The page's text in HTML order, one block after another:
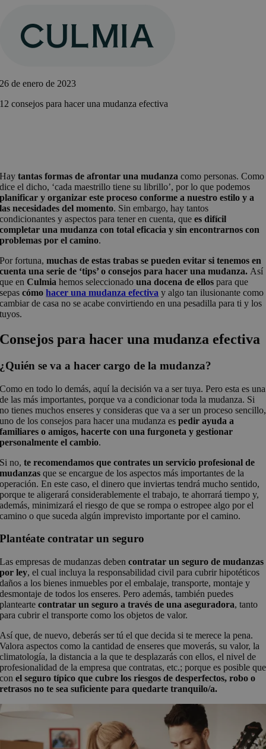
contenido
26 de enero de 2023
12 consejos para hacer una mudanza efectiva
Haytantas formas de afrontar una mudanza como personas. Como
dice el dicho, ‘cada maestrillo tiene su librillo’, por lo que podemos
planificar y organizar este proceso conforme a nuestro estilo y a
las necesidades del momento. Sin embargo, hay tantos
condicionantes y aspectos para tener en cuenta, quees difícil
completar una mudanza con total eficacia y sin encontrarnos con
problemas por el camino.
Por fortuna,muchas de estas trabas se pueden evitar si tenemos en
cuenta una serie de ‘tips’ o consejos para hacer una mudanza. Así
que enCulmia hemos seleccionadouna docena de ellos para que
sepascómohacer una mudanza efectiva y algo tan ilusionante como
cambiar de casa no se acabe convirtiendo en una pesadilla para ti y los
tuyos.
Consejos para hacer una mudanza efectiva
¿Quién se va a hacer cargo de la mudanza?
Como en todo lo demás, aquí la decisión va a ser tuya. Pero esta es una
de las más importantes, porque va a condicionar toda la mudanza. Si
no tienes muchos enseres y consideras que va a ser un proceso sencillo,
uno de los consejos para hacer una mudanza espedir ayuda a
familiares o amigos, hacerte con una furgoneta y gestionar
personalmente el cambio.
Si no,te recomendamos que contrates un servicio profesional de
mudanzas que se encargue de los aspectos más importantes de la
operación. En este caso, el dinero que inviertas tendrá mucho sentido,
porque te aligerará considerablemente el trabajo, te ahorrará tiempo y,
además, minimizará el riesgo de que se rompa o estropee algo por el
camino o que suceda algún imprevisto importante por el camino.
Plantéate contratar un seguro
Las empresas de mudanzas deben contratar un seguro de mudanzas
por ley, el cual incluya la responsabilidad civil para cubrir hipotéticos
daños a los bienes inmuebles por el embalaje, transporte, montaje y
desmontaje de todos los enseres. Pero además, también puedes
planteartecontratar un seguro a través de una aseguradora, tanto
para cubrir el transporte como los objetos de valor.
Así que, de nuevo, deberás ser tú el que decida si te merece la pena.
Valora aspectos como la cantidad de enseres que moverás, su valor, la
climatología, la distancia a la que te desplazarás con ellos, el nivel de
profesionalidad de la empresa que contratas, etc.; porque es posible que
con el seguro típico que cubre los riesgos de desperfectos, robo o
retrasos no te sea suficiente para quedarte tranquilo/a.